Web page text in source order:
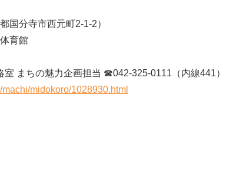
国分寺市西元町2-1-2）
育館
室 まちの魅力企画担当 ☎042-325-0111（内線441）
midokoro/1028930.html